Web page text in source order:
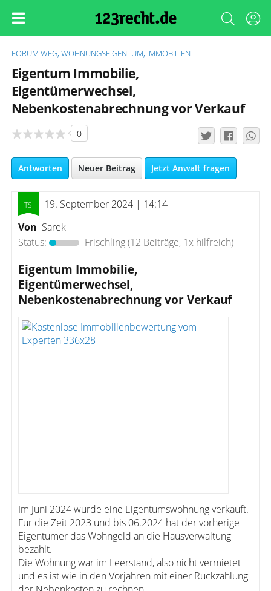
FORUM WEG, WOHNUNGSEIGENTUM, IMMOBILIEN
Eigentum Immobilie,
Eigentümerwechsel,
Nebenkostenabrechnung vor Verkauf
0
Antworten Neuer Beitrag Jetzt Anwalt fragen
19. September 2024 | 14:14
Von Sarek
Status:
Frischling(12 Beiträge, 1x hilfreich)
Eigentum Immobilie,
Eigentümerwechsel,
Nebenkostenabrechnung vor Verkauf
Im Juni 2024 wurde eine Eigentumswohnung verkauft.
Für die Zeit 2023 und bis 06.2024 hat der vorherige
Eigentümer das Wohngeld an die Hausverwaltung
bezahlt.
Die Wohnung war im Leerstand, also nicht vermietet
und es ist wie in den Vorjahren mit einer Rückzahlung